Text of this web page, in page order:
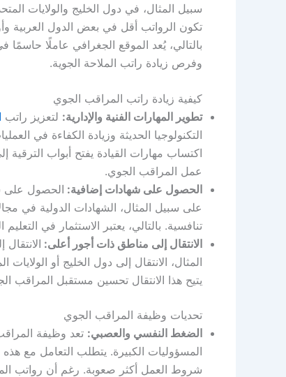
بالتالي، يُعد الموقع الجغرافي عاملًا
وفرص زيادة راتب الملاحة الجوية.
كيفية زيادة راتب المراقب الجوي
تطوير المهارات الفنية والإدارية: لتعزيز راتب
التكنولوجيا الحديثة وزيادة الكفاءة في
اكتساب مهارات القيادة يفتح أبواب
عمل المراقب الجوي.
الحصول على شهادات إضافية: الحصول على
على سبيل المثال، الشهادات الدولية في
تنافسية. بالتالي، يعتبر الاستثمار في
الانتقال إلى مناطق ذات أجور أعلى:
المثال، الانتقال إلى دول الخليج أو
يتيح هذا الانتقال تحسين مستقبل
تحديات وظيفة المراقب الجوي
الضغط النفسي والعصبي: تعد وظيفة
المسؤوليات الكبيرة. يتطلب التعامل مع
شروط العمل أكثر صعوبة. رغم أن رواتب